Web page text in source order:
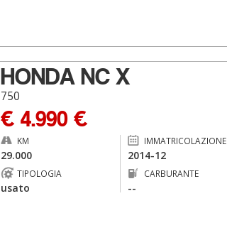
HONDA NC X
750
€ 4.990 €
KM
29.000
IMMATRICOLAZIONE
2014-12
TIPOLOGIA
usato
CARBURANTE
--